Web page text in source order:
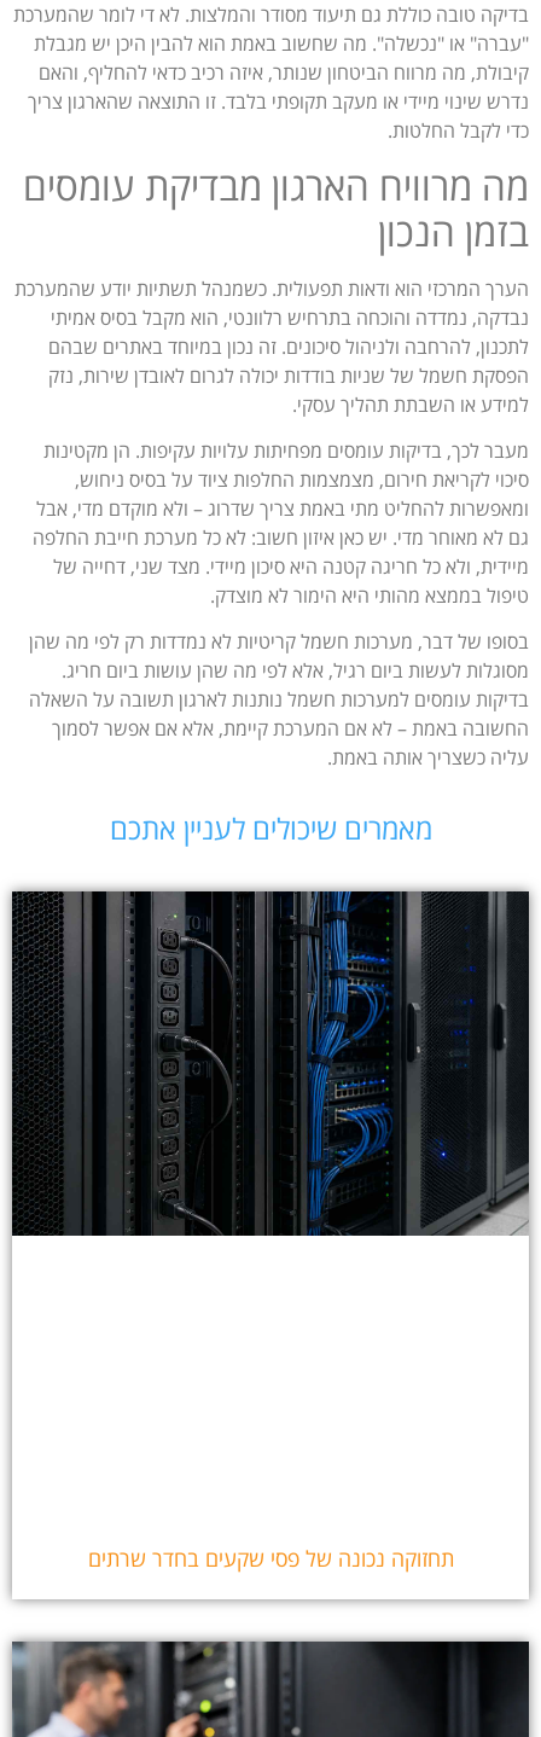
בדיקה טובה כוללת גם תיעוד מסודר והמלצות. לא די לומר שהמערכת
"עברה" או "נכשלה". מה שחשוב באמת הוא להבין היכן יש מגבלת
קיבולת, מה מרווח הביטחון שנותר, איזה רכיב כדאי להחליף, והאם
נדרש שינוי מיידי או מעקב תקופתי בלבד. זו התוצאה שהארגון צריך
כדי לקבל החלטות.
מה מרוויח הארגון מבדיקת עומסים
בזמן הנכון
הערך המרכזי הוא ודאות תפעולית. כשמנהל תשתיות יודע שהמערכת
נבדקה, נמדדה והוכחה בתרחיש רלוונטי, הוא מקבל בסיס אמיתי
לתכנון, להרחבה ולניהול סיכונים. זה נכון במיוחד באתרים שבהם
הפסקת חשמל של שניות בודדות יכולה לגרום לאובדן שירות, נזק
למידע או השבתת תהליך עסקי.
מעבר לכך, בדיקות עומסים מפחיתות עלויות עקיפות. הן מקטינות
סיכוי לקריאת חירום, מצמצמות החלפות ציוד על בסיס ניחוש,
ומאפשרות להחליט מתי באמת צריך שדרוג – ולא מוקדם מדי, אבל
גם לא מאוחר מדי. יש כאן איזון חשוב: לא כל מערכת חייבת החלפה
מיידית, ולא כל חריגה קטנה היא סיכון מיידי. מצד שני, דחייה של
טיפול בממצא מהותי היא הימור לא מוצדק.
בסופו של דבר, מערכות חשמל קריטיות לא נמדדות רק לפי מה שהן
מסוגלות לעשות ביום רגיל, אלא לפי מה שהן עושות ביום חריג.
בדיקות עומסים למערכות חשמל נותנות לארגון תשובה על השאלה
החשובה באמת – לא אם המערכת קיימת, אלא אם אפשר לסמוך
עליה כשצריך אותה באמת.
מאמרים שיכולים לעניין אתכם
תחזוקה נכונה של פסי שקעים בחדר שרתים